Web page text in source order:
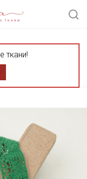
ткани!